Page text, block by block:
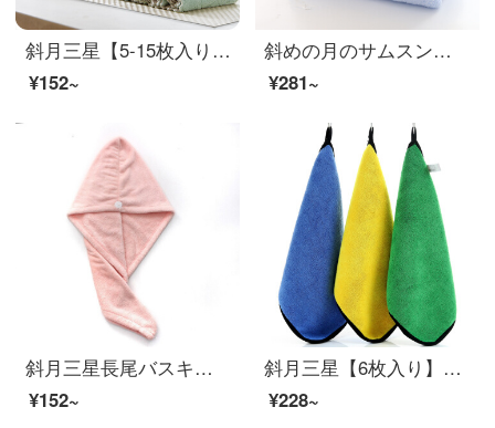
斜月三星【5-15枚入り】台所に油をつけずに食器を洗います。タオル多機能家庭用の清潔タオルを洗って、雑巾を5枚詰めます。
¥152~
斜めの月のサムスンの3条は竹の繊維のタオルを詰めて厚いことをプラスして、柔らかい肌のタオルの多花型のオプションの竹の繊維のタオルの3条が詰めます。
¥281~
斜月三星長尾バスキャップ珊瑚绒高密包头巾バスタオルヘッドセット長尾乾毛キャップ（肉粉）
¥152~
斜月三星【6枚入り】多機能洗車タオル磨き手ぬぐい布厚くて吸水できない【3枚入り】サンゴ拭きタオル
¥228~